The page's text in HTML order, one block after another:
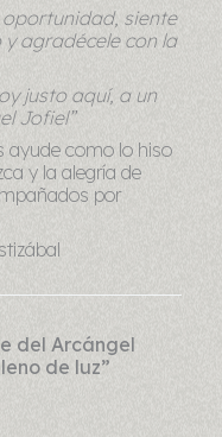
siente
agradécele con la
justo aquí, a un
Jofiel”
ayude como lo hiso
y la alegría de
por
del Arcángel
de luz”